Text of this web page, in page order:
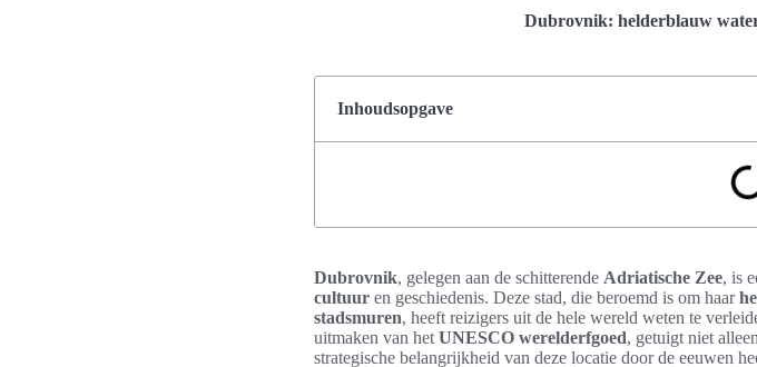
Dubrovnik: helderblauw
Inhoudsopgave
Dubrovnik, gelegen aan de schitterende Adriatische Zee, is
cultuur en geschiedenis. Deze stad, die beroemd is om haar
stadsmuren, heeft reizigers uit de hele wereld weten te
uitmaken van het UNESCO werelderfgoed, getuigt niet
strategische belangrijkheid van deze locatie door de eeuwen